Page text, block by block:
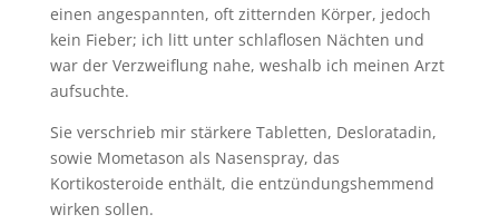
einen angespannten, oft zitternden Körper, jedoch
kein Fieber; ich litt unter schlaflosen Nächten und
war der Verzweiflung nahe, weshalb ich meinen Arzt
aufsuchte.
Sie verschrieb mir stärkere Tabletten, Desloratadin,
sowie Mometason als Nasenspray, das
Kortikosteroide enthält, die entzündungshemmend
wirken sollen.